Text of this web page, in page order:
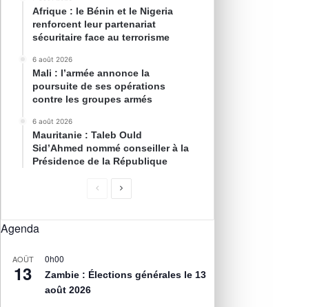
Afrique : le Bénin et le Nigeria
renforcent leur partenariat
sécuritaire face au terrorisme
6 août 2026
Mali : l’armée annonce la
poursuite de ses opérations
contre les groupes armés
6 août 2026
Mauritanie : Taleb Ould
Sid’Ahmed nommé conseiller à la
Présidence de la République
Agenda
AOÛT
13
0h00
Zambie : Élections générales le 13
août 2026